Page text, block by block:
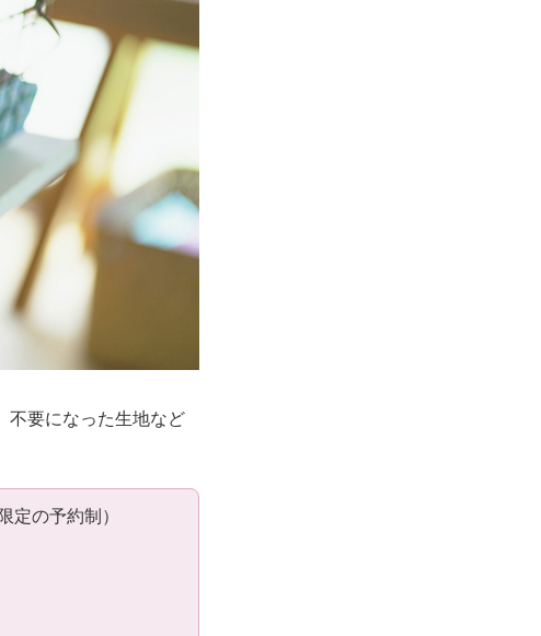
不要になった生地など
定の予約制）